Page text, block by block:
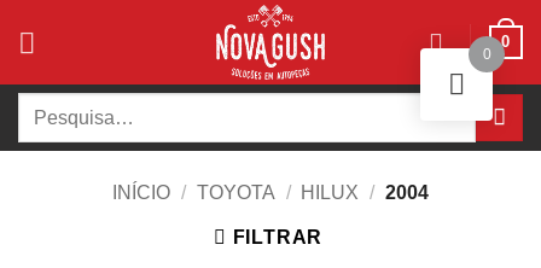
0
Pesquisar
INÍCIO / TOYOTA / HILUX / 2004
FILTRAR
0